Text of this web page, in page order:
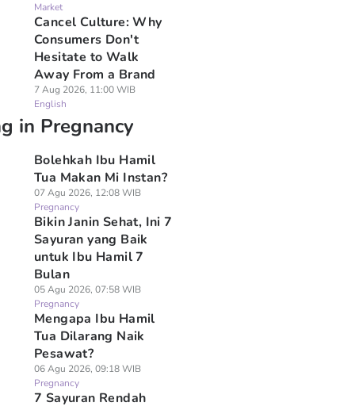
Market
Cancel Culture: Why
Consumers Don't
Hesitate to Walk
Away From a Brand
7 Aug 2026, 11:00 WIB
English
in Pregnancy
Bolehkah Ibu Hamil
Tua Makan Mi Instan?
07 Agu 2026, 12:08 WIB
Pregnancy
Bikin Janin Sehat, Ini 7
Sayuran yang Baik
untuk Ibu Hamil 7
Bulan
05 Agu 2026, 07:58 WIB
Pregnancy
Mengapa Ibu Hamil
Tua Dilarang Naik
Pesawat?
06 Agu 2026, 09:18 WIB
Pregnancy
7 Sayuran Rendah